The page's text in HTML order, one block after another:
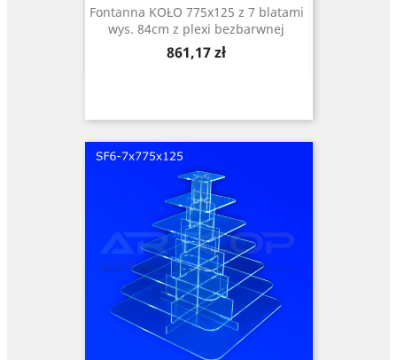
Fontanna KOŁO 775x125 z 7 blatami
wys. 84cm z plexi bezbarwnej
Cena
861,17 zł